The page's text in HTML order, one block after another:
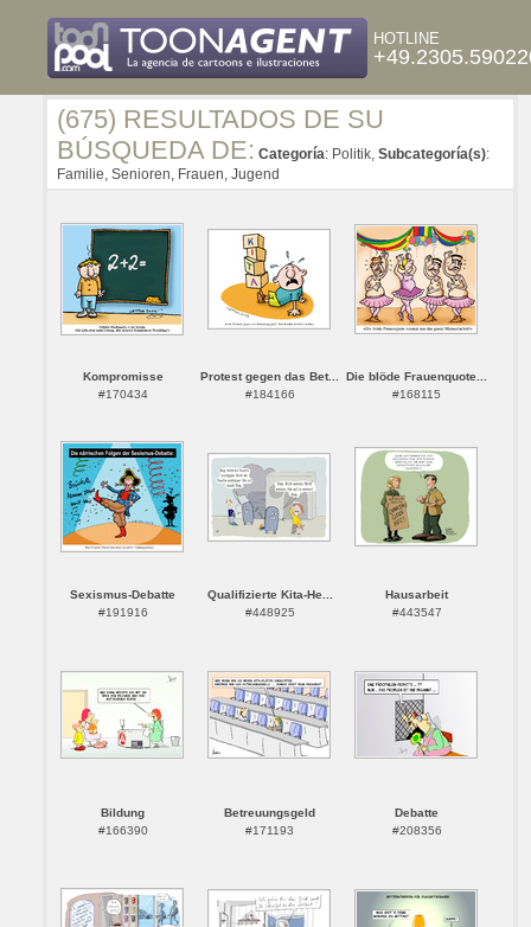
HOTLINE
(675) RESULTADOS DE SU
BÚSQUEDA DE: Categoría: Politik, Subcategoría(s):
Familie, Senioren, Frauen, Jugend
Kompromisse
#170434
Protest gegen das Bet...
#184166
Die blöde Frauenquote...
#168115
Sexismus-Debatte
#191916
Qualifizierte Kita-He...
#448925
Hausarbeit
#443547
Bildung
#166390
Betreuungsgeld
#171193
Debatte
#208356